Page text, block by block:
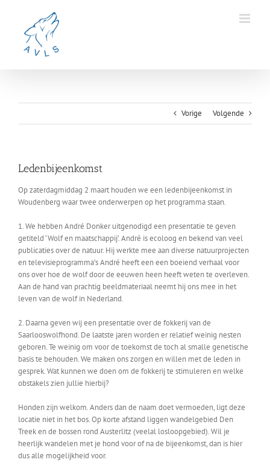
Vorige Volgende
Ledenbijeenkomst
Op zaterdagmiddag 2 maart houden we een ledenbijeenkomst in
Woudenberg waar twee onderwerpen op het programma staan.
1. We hebben André Donker uitgenodigd een presentatie te geven
getiteld ‘Wolf en maatschappij’. André is ecoloog en bekend van veel
publicaties over de natuur. Hij werkte mee aan diverse natuurprojecten
en televisieprogramma’s André heeft een een boeiend verhaal voor
ons over hoe de wolf door de eeuwen heen heeft weten te overleven.
Aan de hand van prachtig beeldmateriaal neemt hij ons mee in het
leven van de wolf in Nederland.
2. Daarna geven wij een presentatie over de fokkerij van de
Saarlooswolfhond. De laatste jaren worden er relatief weinig nesten
geboren. Te weinig om voor de toekomst de toch al smalle genetische
basis te behouden. We maken ons zorgen en willen met de leden in
gesprek. Wat kunnen we doen om de fokkerij te stimuleren en welke
obstakels zien jullie hierbij?
Honden zijn welkom. Anders dan de naam doet vermoeden, ligt deze
locatie niet in het bos. Op korte afstand liggen wandelgebied Den
Treek en de bossen rond Austerlitz (veelal losloopgebied). Wil je
heerlijk wandelen met je hond voor of na de bijeenkomst, dan is hier
dus alle mogelijkheid voor.